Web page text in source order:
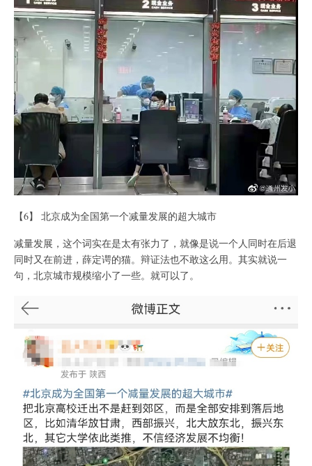
【6】 北京成为全国第一个减量发展的超大城市
减量发展，这个词实在是太有张力了，就像是说一个人同时在后退
同时又在前进，薛定谔的猫。辩证法也不敢这么用。其实就说一
句，北京城市规模缩小了一些。就可以了。